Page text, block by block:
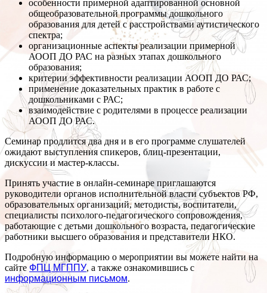
особенности примерной адаптированной основной
общеобразовательной программы дошкольного
образования для детей с расстройствами аутистического
спектра;
организационные аспекты реализации примерной
АООП ДО РАС на разных этапах дошкольного
образования;
критерии эффективности реализации АООП ДО РАС;
применение доказательных практик в работе с
дошкольниками с РАС;
взаимодействие с родителями в процессе реализации
АООП ДО РАС.
Семинар продлится два дня и в его программе слушателей
ожидают выступления спикеров, блиц-презентации,
дискуссии и мастер-классы.
Принять участие в онлайн-семинаре приглашаются
руководители органов исполнительной власти субъектов РФ,
образовательных организаций, методисты, воспитатели,
специалисты психолого-педагогического сопровождения,
работающие с детьми дошкольного возраста, педагогические
работники высшего образования и представители НКО.
Подробную информацию о мероприятии вы можете найти на
сайте ФПЦ МГППУ, а также ознакомившись с
информационным письмом.